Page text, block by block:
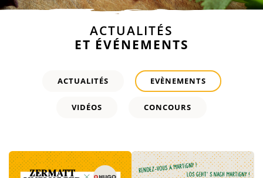
ACTUALITÉS
ET ÉVÉNEMENTS
ACTUALITÉS EVÈNEMENTS
VIDÉOS CONCOURS